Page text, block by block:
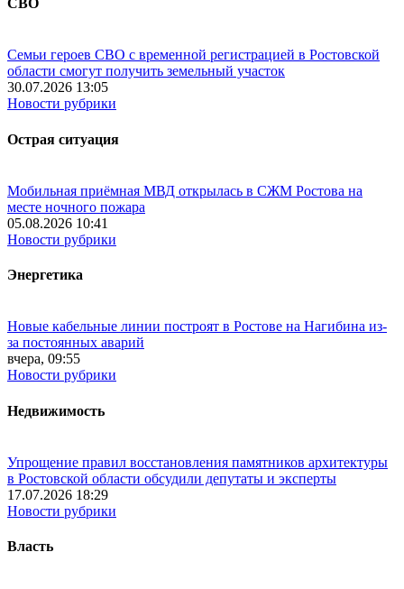
СВО
Семьи героев СВО с временной регистрацией в Ростовской
области смогут получить земельный участок
30.07.2026 13:05
Новости рубрики
Острая ситуация
Мобильная приёмная МВД открылась в СЖМ Ростова на
месте ночного пожара
05.08.2026 10:41
Новости рубрики
Энергетика
Новые кабельные линии построят в Ростове на Нагибина из-
за постоянных аварий
вчера, 09:55
Новости рубрики
Недвижимость
Упрощение правил восстановления памятников архитектуры
в Ростовской области обсудили депутаты и эксперты
17.07.2026 18:29
Новости рубрики
Власть